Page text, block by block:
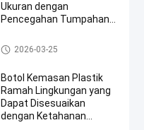
Ukuran dengan
Pencegahan Tumpahan
Kosmetik
Botol Kemasan Plastik
2026-03-25
Botol Kemasan Plastik
Ramah Lingkungan yang
Dapat Disesuaikan
dengan Ketahanan